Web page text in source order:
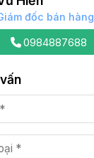
đốc bán hàng
0984887688